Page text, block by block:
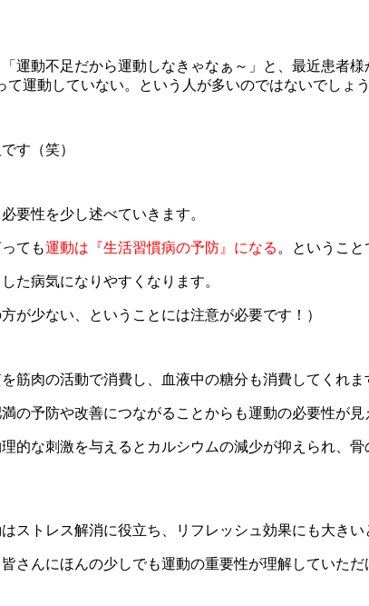
運動不足だから運動しなきゃなぁ～」と、最近患者
て運動していない。という人が多いのではないでしょ
す（笑）
要性を少し述べていきます。
ても運動は『生活習慣病の予防』になる 。ということ
た病気になりやすくなります。
が少ない、ということには注意が必要です！）
筋肉の活動で消費し、血液中の糖分も消費してくれま
の予防や改善につながることからも運動の必要性が見
的な刺激を与えるとカルシウムの減少が抑えられ、
ストレス解消に役立ち、リフレッシュ効果にも大きい
さんにほんの少しでも運動の重要性が理解していただ